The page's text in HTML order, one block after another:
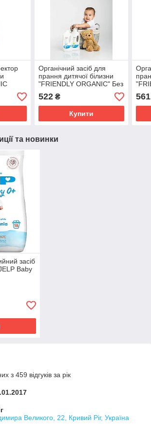
Органічний засіб для
прання дитячої білизни
"FRIENDLY ORGANIC" Без
запаху 1000мл
522₴
Купити
561
та новинки
засіб
Baby
з 459 відгуків за рік
Великого, 22, Кривий Ріг, Україна